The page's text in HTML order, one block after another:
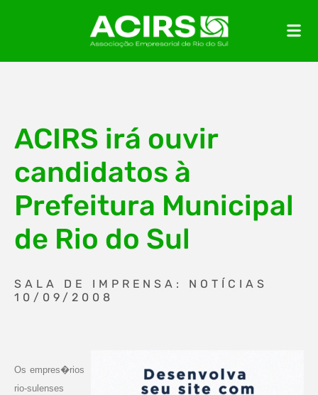
ACIRS irá ouvir
candidatos à
Prefeitura Municipal
de Rio do Sul
SALA DE IMPRENSA: NOTÍCIAS
10/09/2008
Os empres�rios
rio-sulenses